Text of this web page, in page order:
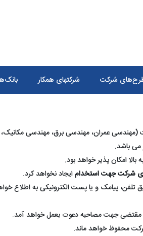
شرکت شرکتهای همکار
عمران، مهندسی برق، مهندسی
بالا امکان پذیر خواهد بود.
شرکت جهت استخدامایجاد نخواهد کرد.
تلفن، پیامک و یا پست الکترونیکی به
مقتضی جهت مصاحبه دعوت بعمل خواهد آمد.
محفوظ خواهد ماند.